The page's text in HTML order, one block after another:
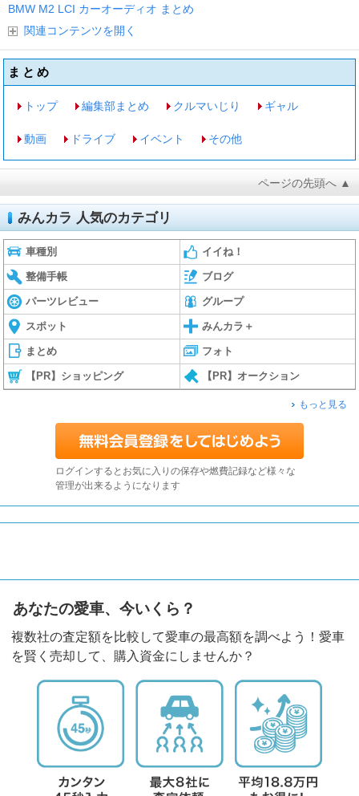
BMW M2 LCI カーオーディオ まとめ
関連コンテンツを開く
まとめ
トップ 編集部まとめ クルマいじり ギャル
動画 ドライブ イベント その他
ページの先頭へ ▲
みんカラ 人気のカテゴリ
車種別 イイね！
整備手帳 ブログ
パーツレビュー グループ
スポット みんカラ＋
まとめ フォト
【PR】ショッピング 【PR】オークション
もっと見る
ログインするとお気に入りの保存や燃費記録など様々な
管理が出来るようになります
あなたの愛車、今いくら？
複数社の査定額を比較して愛車の最高額を調べよう！愛車
を賢く売却して、購入資金にしませんか？